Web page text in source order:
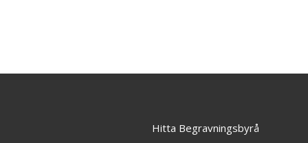
Hitta Begravningsbyrå